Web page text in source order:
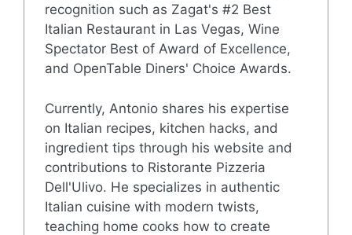
recognition such as Zagat's #2 Best
Italian Restaurant in Las Vegas, Wine
Spectator Best of Award of Excellence,
and OpenTable Diners' Choice Awards.
Currently, Antonio shares his expertise
on Italian recipes, kitchen hacks, and
ingredient tips through his website and
contributions to Ristorante Pizzeria
Dell'Ulivo. He specializes in authentic
Italian cuisine with modern twists,
teaching home cooks how to create